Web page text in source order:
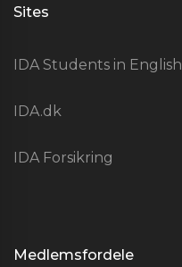
Sites
IDA Students in English
IDA.dk
IDA Forsikring
Medlemsfordele